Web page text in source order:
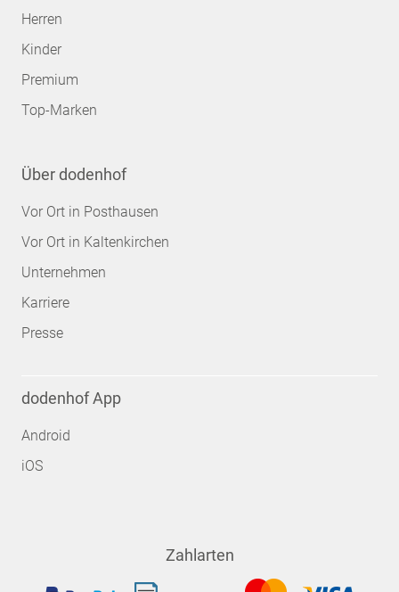
Herren
Kinder
Premium
Top-Marken
Über dodenhof
Vor Ort in Posthausen
Vor Ort in Kaltenkirchen
Unternehmen
Karriere
Presse
dodenhof App
Android
iOS
Zahlarten